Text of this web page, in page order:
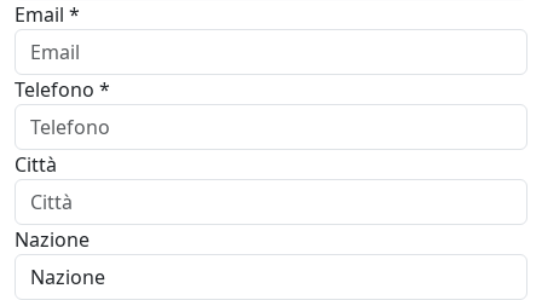
Email *
Telefono *
Città
Nazione